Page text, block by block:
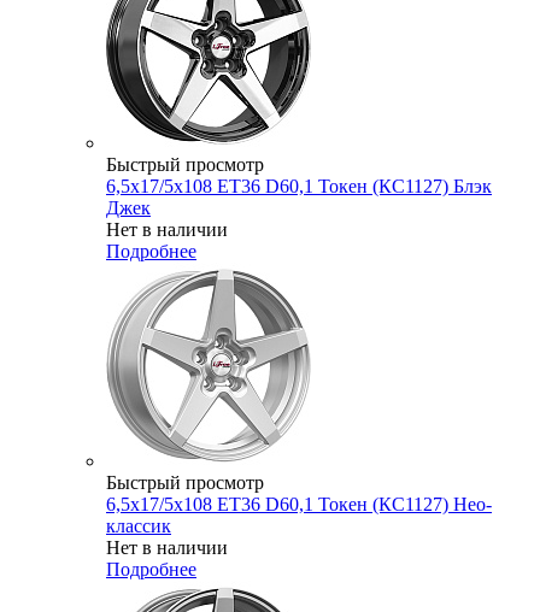
Быстрый просмотр
6,5x17/5x108 ET36 D60,1 Токен (КС1127) Блэк
Джек
Нет в наличии
Подробнее
Быстрый просмотр
6,5x17/5x108 ET36 D60,1 Токен (КС1127) Нео-
классик
Нет в наличии
Подробнее